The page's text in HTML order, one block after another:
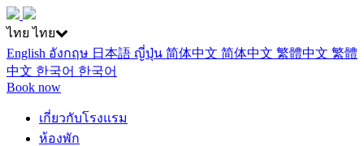
ไทย ไทย
English อังกฤษ 日本語 ญี่ปุ่น 简体中文 简体中文 繁體中文 繁體
中文 한국어 한국어
Book now
เกี่ยวกับโรงแรม
ห้องพัก